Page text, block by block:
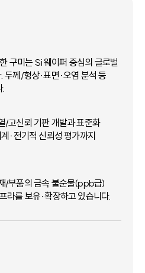
구미는 Si 웨이퍼 중심의 글로벌
두께/형상·표면·오염 분석 등
.
/고신뢰 기판 개발과 표준화
·전기적 신뢰성 평가까지
/부품의 금속 불순물(ppb급)
라를 보유·확장하고 있습니다.